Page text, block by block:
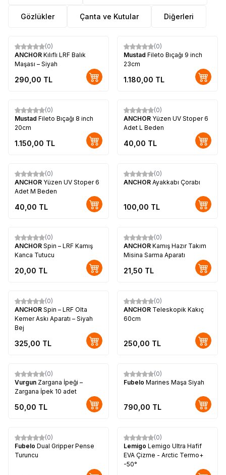
Gözlükler Çanta ve Kutular Diğerleri
(0)
ANCHOR Kılıflı LRF Balık
Maşası – Siyah
290,00 TL
(0)
Mustad Fileto Bıçağı 9 inch
23cm
1.180,00 TL
(0)
Mustad Fileto Bıçağı 8 inch
20cm
1.150,00 TL
(0)
ANCHOR Yüzen UV Stoper 6
Adet L Beden
40,00 TL
Yeni
(0)
ANCHOR Yüzen UV Stoper 6
Adet M Beden
40,00 TL
Yeni
(0)
ANCHOR Ayakkabı Çorabı
100,00 TL
Yeni
(0)
ANCHOR Spin – LRF Kamış
Kanca Tutucu
20,00 TL
Yeni
(0)
ANCHOR Kamış Hazır Takım
Misina Sarma Aparatı
21,50 TL
(0)
ANCHOR Spin – LRF Olta
Kemer Askı Aparatı – Siyah
Bej
325,00 TL
(0)
ANCHOR Teleskopik Kakıç
60cm
250,00 TL
(0)
Vurgun Zargana İpeği –
Zargana İpek 10 adet
50,00 TL
(0)
Fubelo Marines Maşa Siyah
790,00 TL
(0)
Fubelo Dual Gripper Pense
Turuncu
Yeni
(0)
Lemigo Lemigo Ultra Hafif
EVA Çizme - Arctic Termo+
-50°